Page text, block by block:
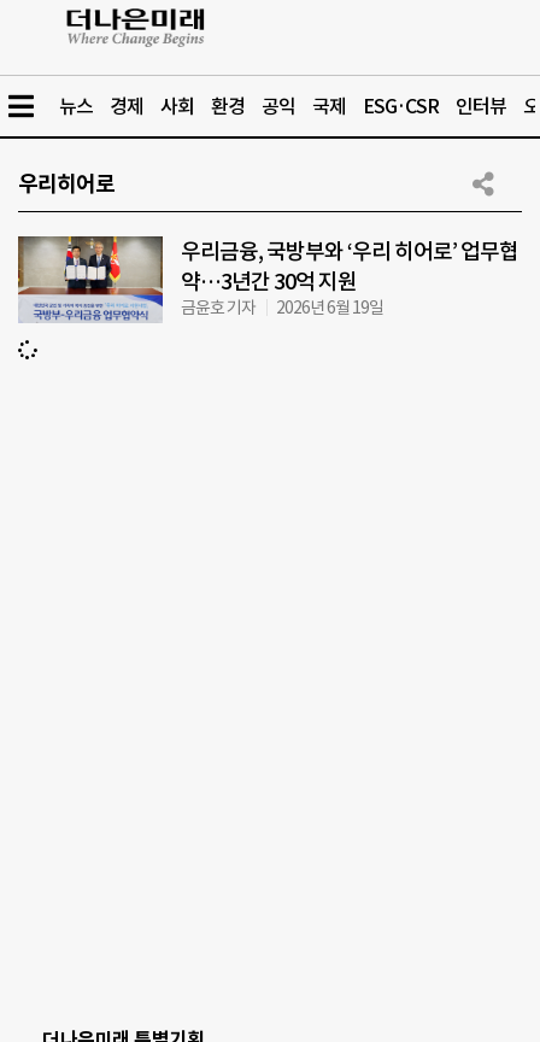
뉴스 경제 사회 환경 공익 국제 ESG·CSR 인터뷰
우리히어로
우리금융, 국방부와 ‘우리 히어로’ 업무협
약…3년간 30억 지원
금윤호 기자 2026년 6월 19일